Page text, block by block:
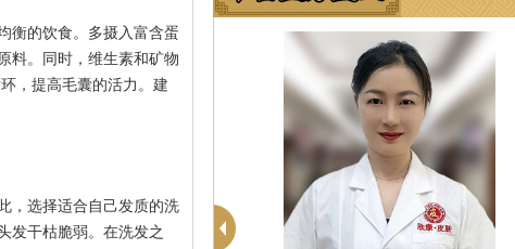
衡的饮食。多摄入富含蛋
料。同时，维生素和矿物
，提高毛囊的活力。建
，选择适合自己发质的洗
发干枯脆弱。在洗发之